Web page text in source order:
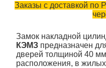
Заказы с доставкой по
Замок накладной
КЭМЗ предназначен
дверей толщиной 40
расположения, в